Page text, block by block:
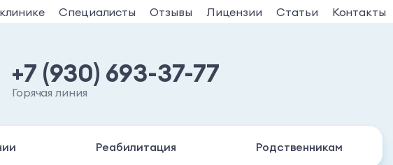
Специалисты Отзывы Лицензии Статьи Контакты
+7 (930) 693-37-77
Горячая линия
Реабилитация Родственникам